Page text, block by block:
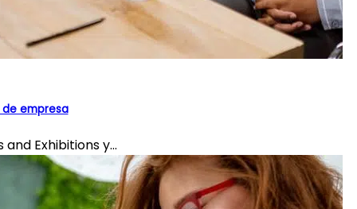
de empresa
Exhibitions y...